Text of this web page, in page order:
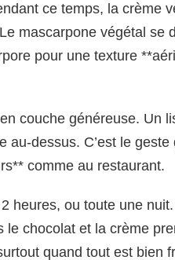
ce temps, la crème
mascarpone végétal se
pour une texture
couche généreuse. Un
dessus. C’est le geste
comme au restaurant.
heures, ou toute une nuit.
le chocolat et la crème
quand tout est bien